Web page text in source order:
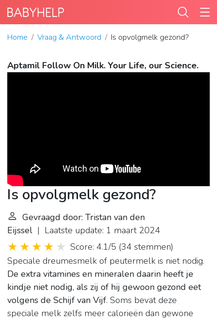
Home Vraag & Antwoord Is opvolgmelk gezond?
Aptamil Follow On Milk. Your Life, our Science.
Is opvolgmelk gezond?
Gevraagd door: Tristan van den
Eijssel | Laatste update: 1 maart 2024
Score: 4.1/5 (34 stemmen)
Speciale dreumesmelk of peutermelk is niet nodig.
De extra vitamines en mineralen daarin heeft je
kindje niet nodig, als zij of hij gewoon gezond eet
volgens de Schijf van Vijf. Soms bevat deze
speciale melk zelfs meer calorieën dan gewone